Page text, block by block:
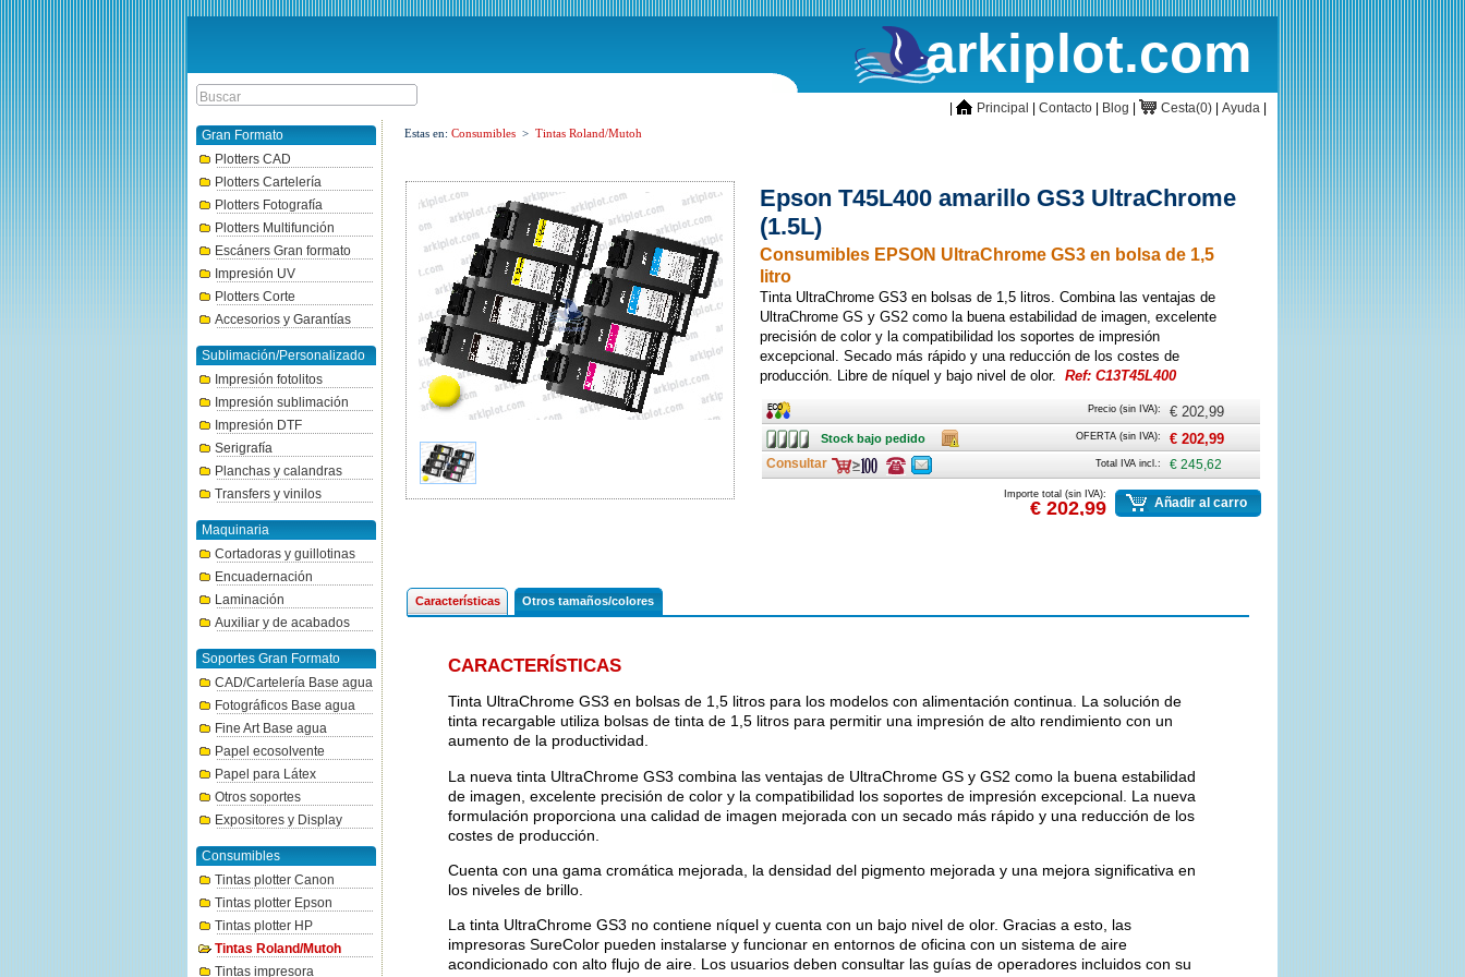
arkiplot.com
inicioPrincipal Contacto Blog CestaCesta(0) Ayuda
Gran Formato
Plotters CAD
Plotters Cartelería
Plotters Fotografía
Plotters Multifunción
Escáners Gran formato
Impresión UV
Plotters Corte
Accesorios y Garantías
Sublimación/Personalizado
Impresión fotolitos
Impresión sublimación
Impresión DTF
Serigrafía
Planchas y calandras
Transfers y vinilos
Maquinaria
Cortadoras y guillotinas
Encuadernación
Laminación
Auxiliar y de acabados
Soportes Gran Formato
CAD/Cartelería Base agua
Fotográficos Base agua
Fine Art Base agua
Papel ecosolvente
Papel para Látex
Otros soportes
Expositores y Display
Consumibles
Tintas plotter Canon
Tintas plotter Epson
Tintas plotter HP
Tintas Roland/Mutoh
Tintas impresora
Estas en: Consumibles > Tintas Roland/Mutoh
Epson T45L400 amarillo GS3 UltraChrome
(1.5L)
Consumibles EPSON UltraChrome GS3 en bolsa de 1,5
litro
Tinta UltraChrome GS3 en bolsas de 1,5 litros. Combina las ventajas de
UltraChrome GS y GS2 como la buena estabilidad de imagen, excelente
precisión de color y la compatibilidad los soportes de impresión
excepcional. Secado más rápido y una reducción de los costes de
producción. Libre de níquel y bajo nivel de olor. Ref: C13T45L400
Ancho Precio (sin IVA): € 202,99
Stock
bajo
pedido
Stock bajo pedido Caja OFERTA (sin IVA): € 202,99
Consultar
Consulte
ofertas
Consulte
ofertas
Total IVA incl.: € 245,62
Importe total (sin IVA):
€ 202,99 Añadir al carro
Características Otros tamaños/colores
CARACTERÍSTICAS
Tinta UltraChrome GS3 en bolsas de 1,5 litros para los modelos con alimentación continua. La solución de
tinta recargable utiliza bolsas de tinta de 1,5 litros para permitir una impresión de alto rendimiento con un
aumento de la productividad.
La nueva tinta UltraChrome GS3 combina las ventajas de UltraChrome GS y GS2 como la buena estabilidad
de imagen, excelente precisión de color y la compatibilidad los soportes de impresión excepcional. La nueva
formulación proporciona una calidad de imagen mejorada con un secado más rápido y una reducción de los
costes de producción.
Cuenta con una gama cromática mejorada, la densidad del pigmento mejorada y una mejora significativa en
los niveles de brillo.
La tinta UltraChrome GS3 no contiene níquel y cuenta con un bajo nivel de olor. Gracias a esto, las
impresoras SureColor pueden instalarse y funcionar en entornos de oficina con un sistema de aire
acondicionado con alto flujo de aire. Los usuarios deben consultar las guías de operadores incluidos con su